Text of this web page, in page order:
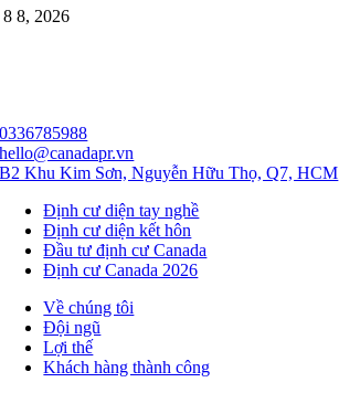
8, 2026
0336785988
hello@canadapr.vn
B2 Khu Kim Sơn, Nguyễn Hữu Thọ, Q7, HCM
Định cư diện tay nghề
Định cư diện kết hôn
Đầu tư định cư Canada
Định cư Canada 2026
Về chúng tôi
Đội ngũ
Lợi thế
Khách hàng thành công